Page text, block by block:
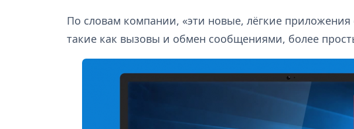
По словам компании, «эти новые, лёгкие приложения
такие как вызовы и обмен сообщениями, более